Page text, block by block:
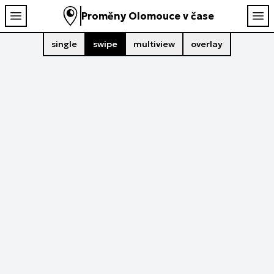
Proměny Olomouce v čase
single swipe multiview overlay